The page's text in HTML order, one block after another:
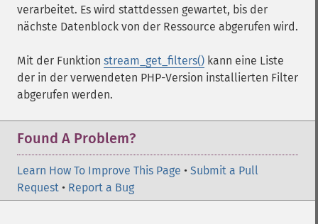
verarbeitet. Es wird stattdessen gewartet, bis der
nächste Datenblock von der Ressource abgerufen wird.
Mit der Funktion stream_get_filters() kann eine Liste
der in der verwendeten PHP-Version installierten Filter
abgerufen werden.
Found A Problem?
Learn How To Improve This Page • Submit a Pull
Request • Report a Bug